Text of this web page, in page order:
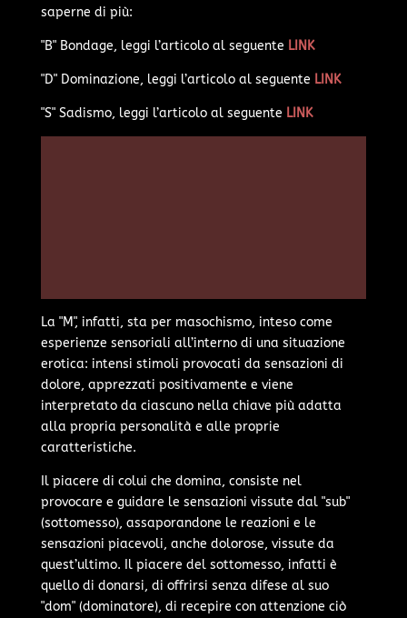
saperne di più:
"B" Bondage, leggi l’articolo al seguente LINK
"D" Dominazione, leggi l’articolo al seguente LINK
"S" Sadismo, leggi l’articolo al seguente LINK
La "M", infatti, sta per masochismo, inteso come
esperienze sensoriali all’interno di una situazione
erotica: intensi stimoli provocati da sensazioni di
dolore, apprezzati positivamente e viene
interpretato da ciascuno nella chiave più adatta
alla propria personalità e alle proprie
caratteristiche.
Il piacere di colui che domina, consiste nel
provocare e guidare le sensazioni vissute dal "sub"
(sottomesso), assaporandone le reazioni e le
sensazioni piacevoli, anche dolorose, vissute da
quest’ultimo. Il piacere del sottomesso, infatti è
quello di donarsi, di offrirsi senza difese al suo
"dom" (dominatore), di recepire con attenzione ciò